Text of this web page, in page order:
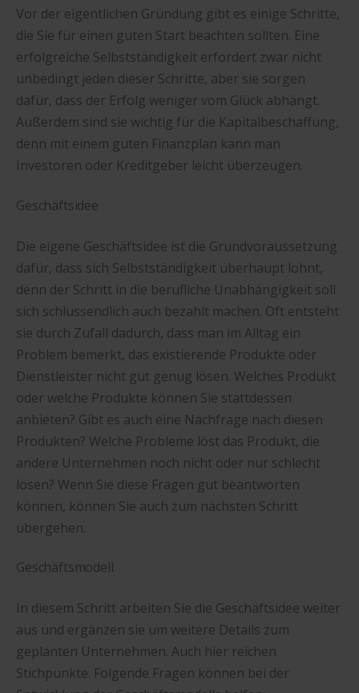
Vor der eigentlichen Gründung gibt es einige Schritte,
die Sie für einen guten Start beachten sollten. Eine
erfolgreiche Selbstständigkeit erfordert zwar nicht
unbedingt jeden dieser Schritte, aber sie sorgen
dafür, dass der Erfolg weniger vom Glück abhängt.
Außerdem sind sie wichtig für die Kapitalbeschaffung,
denn mit einem guten Finanzplan kann man
Investoren oder Kreditgeber leicht überzeugen.
Geschäftsidee
Die eigene Geschäftsidee ist die Grundvoraussetzung
dafür, dass sich Selbstständigkeit überhaupt lohnt,
denn der Schritt in die berufliche Unabhängigkeit soll
sich schlussendlich auch bezahlt machen. Oft entsteht
sie durch Zufall dadurch, dass man im Alltag ein
Problem bemerkt, das existierende Produkte oder
Dienstleister nicht gut genug lösen. Welches Produkt
oder welche Produkte können Sie stattdessen
anbieten? Gibt es auch eine Nachfrage nach diesen
Produkten? Welche Probleme löst das Produkt, die
andere Unternehmen noch nicht oder nur schlecht
lösen? Wenn Sie diese Fragen gut beantworten
können, können Sie auch zum nächsten Schritt
übergehen.
Geschäftsmodell
In diesem Schritt arbeiten Sie die Geschäftsidee weiter
aus und ergänzen sie um weitere Details zum
geplanten Unternehmen. Auch hier reichen
Stichpunkte. Folgende Fragen können bei der